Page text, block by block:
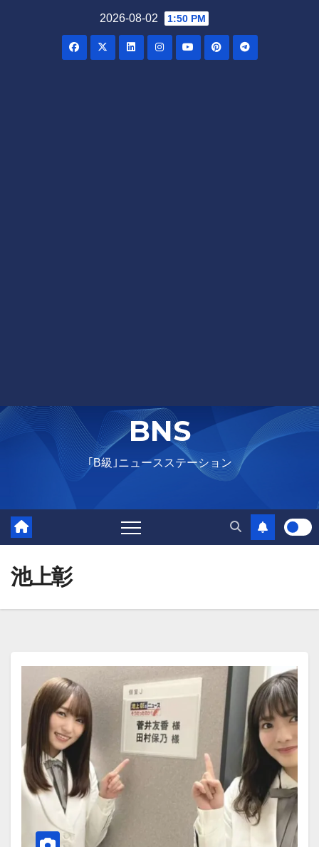
2026-08-02 1:50 PM
BNS
｢B級｣ニュースステーション
池上彰